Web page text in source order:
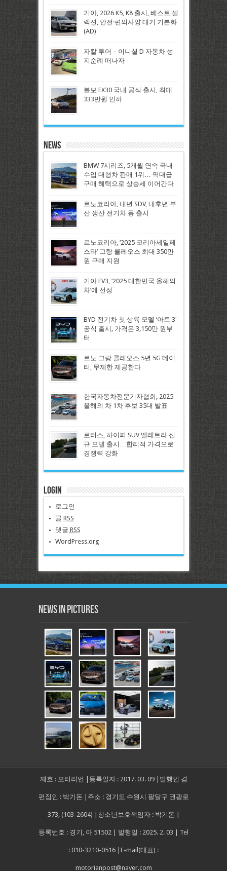
기아, 2026 K5, K8 출시, 베스트 셀
렉션, 안전·편의사양 대거 기본화
(AD)
자칼 투어 – 이니셜 D 자동차 성
지순례 떠나자
볼보 EX30 국내 공식 출시, 최대
333만원 인하
News
BMW 7시리즈, 5개월 연속 국내
수입 대형차 판매 1위… 역대급
구매 혜택으로 상승세 이어간다
르노코리아, 내년 SDV, 내후년 부
산 생산 전기차 등 출시
르노코리아, ‘2025 코리아세일페
스타’ 그랑 콜레오스 최대 350만
원 구매 지원
기아 EV3, ‘2025 대한민국 올해의
차’에 선정
BYD 전기차 첫 상륙 모델 ‘아토 3′
공식 출시, 가격은 3,150만 원부
터
르노 그랑 콜레오스 5년 5G 데이
터, 무제한 제공한다
한국자동차전문기자협회, 2025
올해의 차 1차 후보 35대 발표
로터스, 하이퍼 SUV 엘레트라 신
규 모델 출시…합리적 가격으로
경쟁력 강화
Login
로그인
글 RSS
댓글 RSS
WordPress.org
News in Pictures
제호 : 모터리언 |등록일자 : 2017. 03. 09 |발행인 겸
편집인 : 박기돈 |주소 : 경기도 수원시 팔달구 권광로
373, (103-2604) |청소년보호책임자 : 박기돈 |
등록번호 : 경기, 아 51502 | 발행일 : 2025. 2. 03 | Tel
: 010-3210-0516 |E-mail(대표) :
motorianpost@naver.com